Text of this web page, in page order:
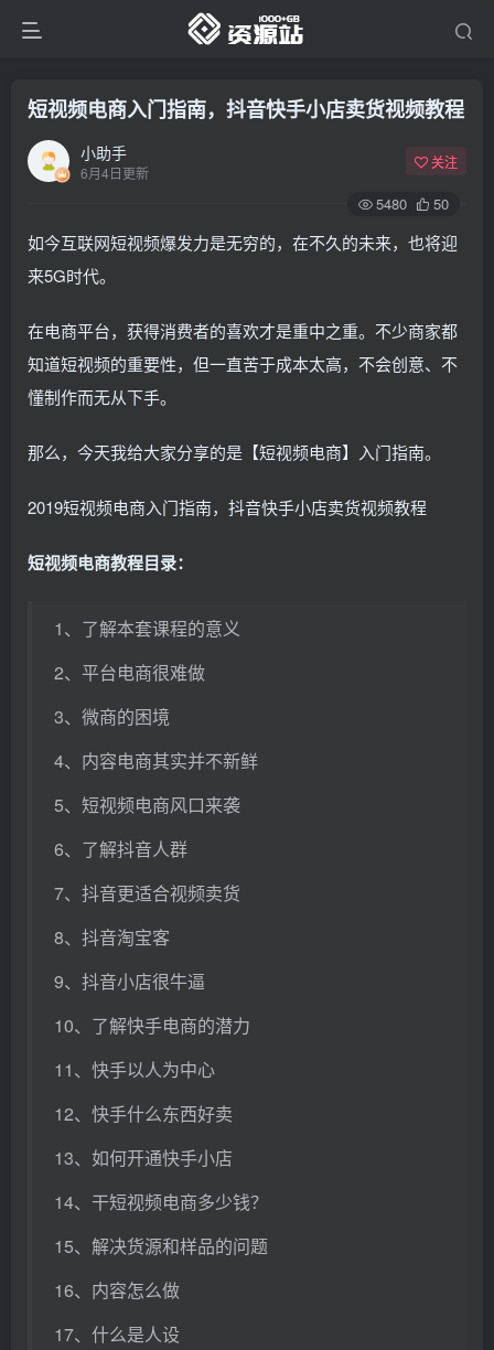
短视频电商入门指南，抖音快手小店卖货视频教程
小助手
6月4日更新
关注
5480 50
如今互联网短视频爆发力是无穷的，在不久的未来，也将迎
来5G时代。
在电商平台，获得消费者的喜欢才是重中之重。不少商家都
知道短视频的重要性，但一直苦于成本太高，不会创意、不
懂制作而无从下手。
那么，今天我给大家分享的是【短视频电商】入门指南。
2019短视频电商入门指南，抖音快手小店卖货视频教程
短视频电商教程目录：
1、了解本套课程的意义
2、平台电商很难做
3、微商的困境
4、内容电商其实并不新鲜
5、短视频电商风口来袭
6、了解抖音人群
7、抖音更适合视频卖货
8、抖音淘宝客
9、抖音小店很牛逼
10、了解快手电商的潜力
11、快手以人为中心
12、快手什么东西好卖
13、如何开通快手小店
14、干短视频电商多少钱？
15、解决货源和样品的问题
16、内容怎么做
17、什么是人设